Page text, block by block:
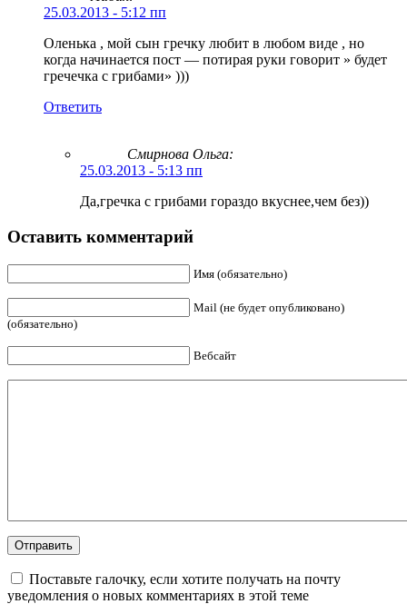
25.03.2013 - 5:12 пп
Оленька , мой сын гречку любит в любом виде , но
когда начинается пост — потирая руки говорит » будет
гречечка с грибами» )))
Ответить
Смирнова Ольга:
25.03.2013 - 5:13 пп
Да,гречка с грибами гораздо вкуснее,чем без))
Оставить комментарий
Имя (обязательно)
Mail (не будет опубликовано)
(обязательно)
Вебсайт
Поставьте галочку, если хотите получать на почту
уведомления о новых комментариях в этой теме